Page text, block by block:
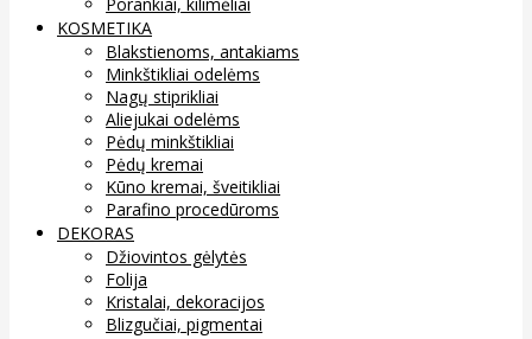
KOSMETIKA
Blakstienoms, antakiams
Minkštikliai odelėms
Nagų stiprikliai
Aliejukai odelėms
Pėdų minkštikliai
Pėdų kremai
Kūno kremai, šveitikliai
Parafino procedūroms
DEKORAS
Džiovintos gėlytės
Folija
Kristalai, dekoracijos
Blizgučiai, pigmentai